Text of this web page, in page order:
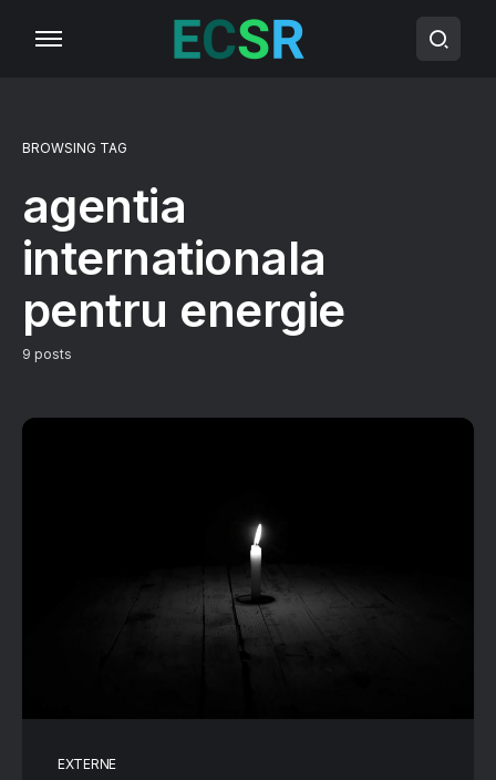
BROWSING TAG
agentia
internationala
pentru energie
9 posts
EXTERNE